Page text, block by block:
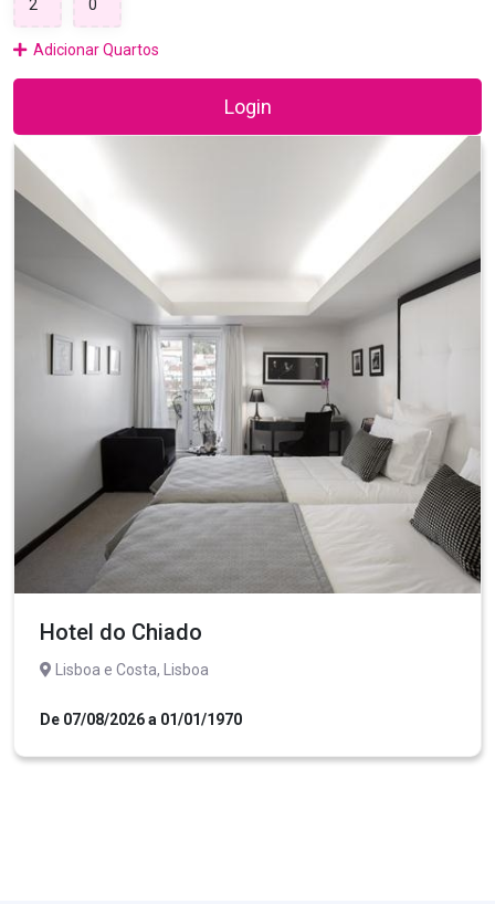
Adicionar Quartos
Login
Hotel do Chiado
Lisboa e Costa, Lisboa
De 07/08/2026 a 01/01/1970